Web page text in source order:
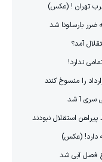
تهران ! (عکس)
ضرر بارسلونا شد
آمد؟
ندارد!
را منسوخ کنند
سری آ شد
استقلال نبودند
فصل آبی شد